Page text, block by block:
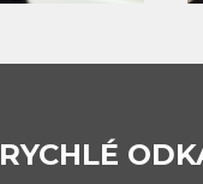
RYCHLÉ